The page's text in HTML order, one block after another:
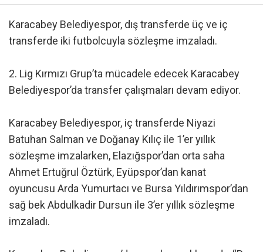
Karacabey Belediyespor, dış transferde üç ve iç
transferde iki futbolcuyla sözleşme imzaladı.
2. Lig Kırmızı Grup’ta mücadele edecek Karacabey
Belediyespor’da transfer çalışmaları devam ediyor.
Karacabey Belediyespor, iç transferde Niyazi
Batuhan Salman ve Doğanay Kılıç ile 1’er yıllık
sözleşme imzalarken, Elazığspor’dan orta saha
Ahmet Ertuğrul Öztürk, Eyüpspor’dan kanat
oyuncusu Arda Yumurtacı ve Bursa Yıldırımspor’dan
sağ bek Abdulkadir Dursun ile 3’er yıllık sözleşme
imzaladı.